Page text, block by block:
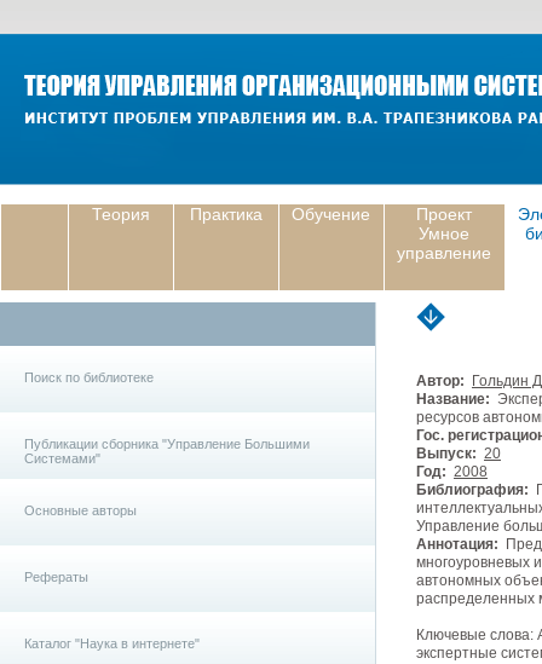
Теория Практика Обучение
Проект
Умное
управление
Поиск по библиотеке
Публикации сборника "Управление Большими
Системами"
Основные авторы
Рефераты
Каталог "Наука в интернете"
Автор:
Гольдин
Название:
ресурсов
Гос.
Выпуск: 20
Год: 2008
Библиография:
Управление
Аннотация:
многоуровневых
автономных
распределенных
Ключевые слова:
экспертные